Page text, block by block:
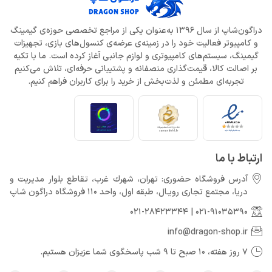
افزایش قیمت بازی‌ها؛ آیا Xbox بازیکنان را به Game Pass سوق
می‌دهد؟
خرداد 22, 1404
Call of Duty: Black Ops 7 برای کنسول‌های نسل هشتم هم می‌آید
خرداد 22, 1404
دراگون‌شاپ از سال 1396 به‌عنوان یکی از مراجع تخصصی حوزه‌ی گیمینگ
و کامپیوتر فعالیت خود را در زمینه‌ی عرضه‌ی کنسول‌های بازی، تجهیزات
گیمینگ، سیستم‌های کامپیوتری و لوازم جانبی آغاز کرده است. ما با تکیه
بر اصالت کالا، قیمت‌گذاری منصفانه و پشتیبانی حرفه‌ای، تلاش می‌کنیم
تجربه‌ای مطمئن و لذت‌بخش از خرید را برای کاربران فراهم کنیم.
ارتباط با ما
آدرس فروشگاه حضوری: تهران، شهرك غرب، تقاطع بلوار مدیریت و
دريا، مجتمع تجارى رويـال، طبقه اول، واحد 110 فروشگاه دراگون شاپ
021-91035390
|
021-28423344
info@dragon-shop.ir
7 روز هفته، 10 صبح تا 9 شب پاسخگوی شما عزیزان هستیم.